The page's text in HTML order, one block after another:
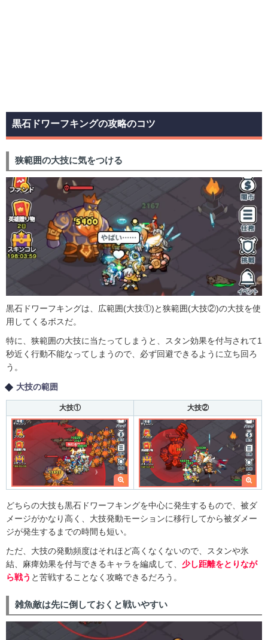
黒石ドワーフキングの攻略のコツ
狭範囲の大技に気をつける
黒石ドワーフキングは、広範囲(大技①)と狭範囲(大技②)の大技を使
用してくるボスだ。
特に、狭範囲の大技に当たってしまうと、スタン効果を付与されて1
秒近く行動不能なってしまうので、必ず回避できるように立ち回ろ
う。
大技の範囲
大技① 大技②
どちらの大技も黒石ドワーフキングを中心に発生するもので、被ダ
メージがかなり高く、大技発動モーションに移行してから被ダメー
ジが発生するまでの時間も短い。
ただ、大技の発動頻度はそれほど高くなくないので、スタンや氷
結、麻痺効果を付与できるキャラを編成して、 少し距離をとりなが
ら戦う と苦戦することなく攻略できるだろう。
雑魚敵は先に倒しておくと戦いやすい